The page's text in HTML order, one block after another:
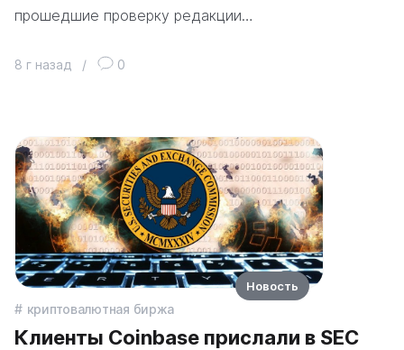
прошедшие проверку редакции…
8 г назад / 0
криптовалютная биржа
Клиенты Coinbase прислали в SEC
Новость